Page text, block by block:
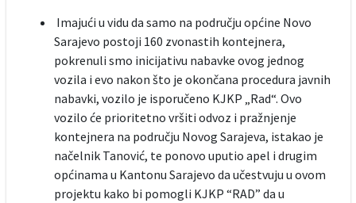
Imajući u vidu da samo na području općine Novo
Sarajevo postoji 160 zvonastih kontejnera,
pokrenuli smo inicijativu nabavke ovog jednog
vozila i evo nakon što je okončana procedura javnih
nabavki, vozilo je isporučeno KJKP „Rad“. Ovo
vozilo će prioritetno vršiti odvoz i pražnjenje
kontejnera na području Novog Sarajeva, istakao je
načelnik Tanović, te ponovo uputio apel i drugim
općinama u Kantonu Sarajevo da učestvuju u ovom
projektu kako bi pomogli KJKP “RAD” da u